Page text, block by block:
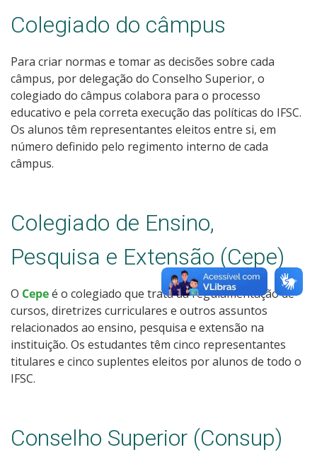
Colegiado do câmpus
Para criar normas e tomar as decisões sobre cada
câmpus, por delegação do Conselho Superior, o
colegiado do câmpus colabora para o processo
educativo e pela correta execução das políticas do IFSC.
Os alunos têm representantes eleitos entre si, em
número definido pelo regimento interno de cada
câmpus.
Colegiado de Ensino,
Pesquisa e Extensão (Cepe)
O Cepeé o colegiado que trata da regulamentação de
cursos, diretrizes curriculares e outros assuntos
relacionados ao ensino, pesquisa e extensão na
instituição. Os estudantes têm cinco representantes
titulares e cinco suplentes eleitos por alunos de todo o
IFSC.
Conselho Superior (Consup)